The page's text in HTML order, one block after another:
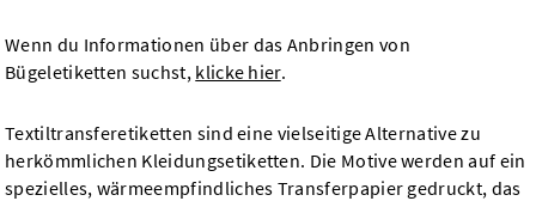
Wenn du Informationen über das Anbringen von
Bügeletiketten suchst, klicke hier.
Textiltransferetiketten sind eine vielseitige Alternative zu
herkömmlichen Kleidungsetiketten. Die Motive werden auf ein
spezielles, wärmeempfindliches Transferpapier gedruckt, das